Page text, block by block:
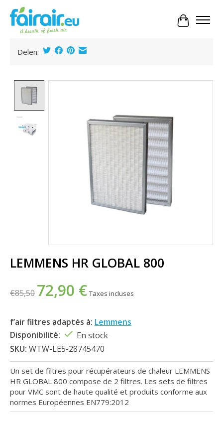
Panier
Delen:
LEMMENS HR GLOBAL 800
€85,50 72,90 € Taxes incluses
f’air filtres adaptés à: Lemmens
Disponibilité:
En stock
SKU: WTW-LE5-28745470
Un set de filtres pour récupérateurs de chaleur LEMMENS
HR GLOBAL 800 compose de 2 filtres. Les sets de filtres
pour VMC sont de haute qualité et produits conforme aux
normes Européennes EN779:2012